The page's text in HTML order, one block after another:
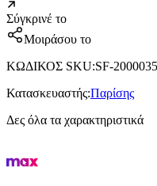
Σύγκρινέ το
Μοιράσου το
ΚΩΔΙΚΟΣ SKU:SF-
Κατασκευαστής:Παρίσης
Δες όλα τα χαρακτηριστικά